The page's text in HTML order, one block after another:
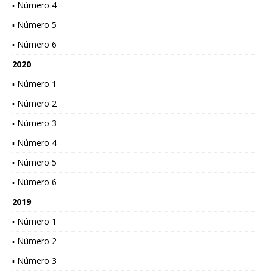
▪ Número 4
▪ Número 5
▪ Número 6
2020
▪ Número 1
▪ Número 2
▪ Número 3
▪ Número 4
▪ Número 5
▪ Número 6
2019
▪ Número 1
▪ Número 2
▪ Número 3